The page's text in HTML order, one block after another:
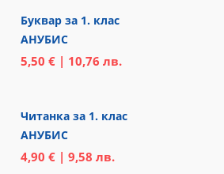
Буквар за 1. клас
АНУБИС
5,50 € | 10,76 лв.
Читанка за 1. клас
АНУБИС
4,90 € | 9,58 лв.